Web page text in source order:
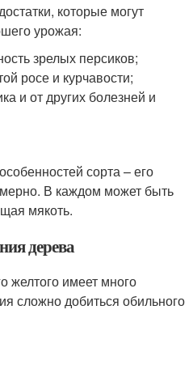
которые могут
урожая:
зрелых персиков;
росе и курчавости;
и от других болезней и
сорта – его
В каждом может быть
мякоть.
дерева
желтого имеет много
сложно добиться обильного